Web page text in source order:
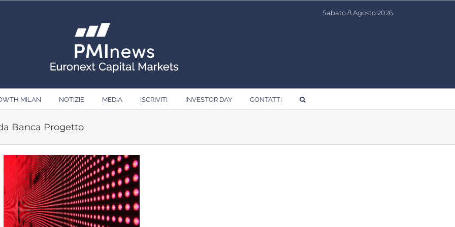
Sabato 8 Agosto 2026
MILAN NOTIZIE MEDIA ISCRIVITI INVESTOR DAY CONTATTI
Banca Progetto
Ingrandisci
immagine